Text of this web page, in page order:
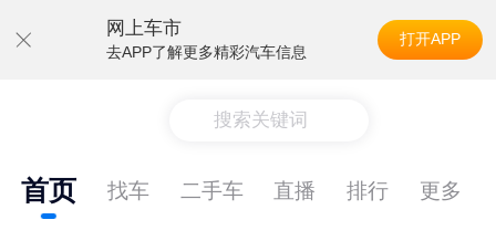
网上车市
去APP了解更多精彩汽车信息
打开APP
搜索关键词
首页 找车 二手车 直播 排行 更多